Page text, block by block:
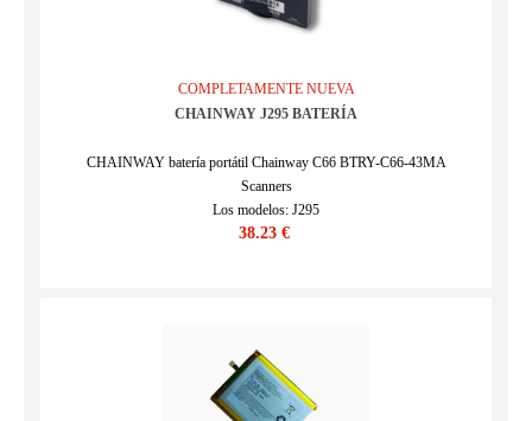
COMPLETAMENTE NUEVA
CHAINWAY J295 BATERÍA
CHAINWAY batería portátil Chainway C66 BTRY-C66-43MA
Scanners
Los modelos: J295
SKU : ECN153K7Z_Oth
38.23 €